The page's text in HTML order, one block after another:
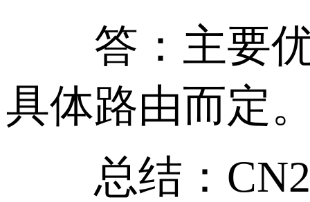
答：主要优
具体路由而定
总结：CN2